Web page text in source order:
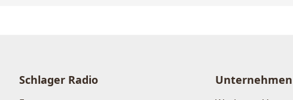
Schlager Radio Unternehmen